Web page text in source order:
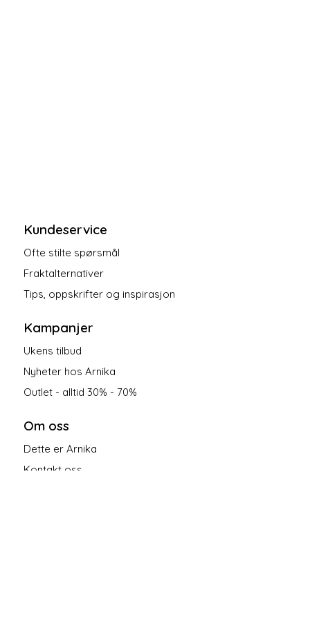
Kundeservice
Ofte stilte spørsmål
Fraktalternativer
Tips, oppskrifter og inspirasjon
Kampanjer
Ukens tilbud
Nyheter hos Arnika
Outlet - alltid 30% - 70%
Om oss
Dette er Arnika
Kontakt oss